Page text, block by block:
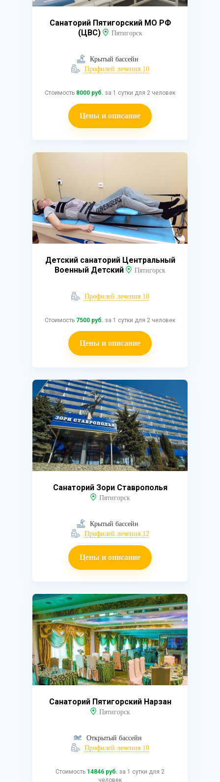
Санаторий Пятигорский МО РФ
(ЦВС)
Пятигорск
Крытый бассейн
Профилей лечения 10
Стоимость 8000 руб. за 1 сутки для 2 человек
Цены и описание
Детский санаторий Центральный
Военный Детский
Пятигорск
Профилей лечения 10
Стоимость 7500 руб. за 1 сутки для 2 человек
Цены и описание
Санаторий Зори Ставрополья
Пятигорск
Крытый бассейн
Профилей лечения 12
Цены и описание
Санаторий Пятигорский Нарзан
Пятигорск
Открытый бассейн
Профилей лечения 10
Стоимость 14846 руб. за 1 сутки для 2
человек